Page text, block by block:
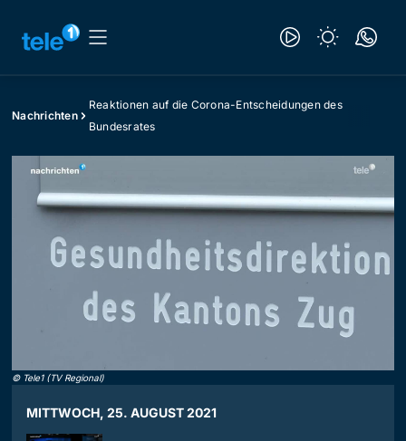
Nachrichten
Reaktionen auf die Corona-Entscheidungen des
Bundesrates
© Tele1 (TV Regional)
MITTWOCH, 25. AUGUST 2021